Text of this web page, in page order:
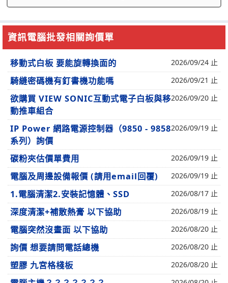
資訊電腦批發相關詢價單
移動式白板 要能旋轉換面的 2026/09/24 止
騎縫密碼機有釘書機功能嗎 2026/09/21 止
欲購買 VIEW SONIC互動式電子白板與移
動推車組合
2026/09/20 止
IP Power 網路電源控制器（9850 - 9858
系列）詢價
2026/09/19 止
碳粉夾估價單費用 2026/09/19 止
電腦及周邊設備報價 (請用email回覆) 2026/09/19 止
1.電腦清潔2.安裝記憶體、SSD 2026/08/17 止
深度清潔+補散熱膏 以下協助 2026/08/19 止
電腦突然沒畫面 以下協助 2026/08/20 止
詢價 想要請問電話總機 2026/08/20 止
塑膠 九宮格棧板 2026/08/20 止